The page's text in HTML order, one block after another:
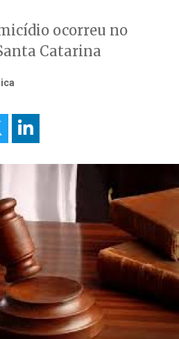
ocorreu no
Catarina